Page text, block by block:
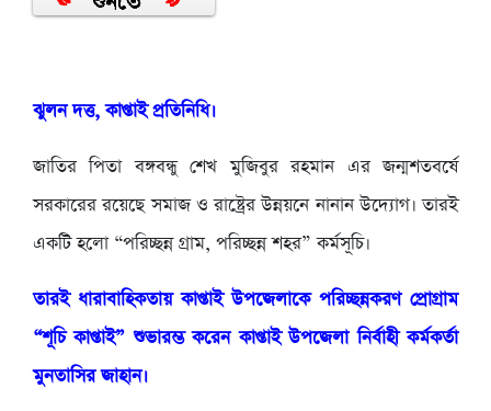
ঝুলন দত্ত, কাপ্তাই প্রতিনিধি।
জাতির পিতা বঙ্গবন্ধু শেখ মুজিবুর রহমান এর জন্মশতবর্ষে
সরকারের রয়েছে সমাজ ও রাষ্ট্রের উন্নয়নে নানান উদ্যোগ। তারই
একটি হলো “পরিচ্ছন্ন গ্রাম, পরিচ্ছন্ন শহর” কর্মসূচি।
তারই ধারাবাহিকতায় কাপ্তাই উপজেলাকে পরিচ্ছন্নকরণ প্রোগ্রাম
“শূচি কাপ্তাই” শুভারম্ভ করেন কাপ্তাই উপজেলা নির্বাহী কর্মকর্তা
মুনতাসির জাহান।